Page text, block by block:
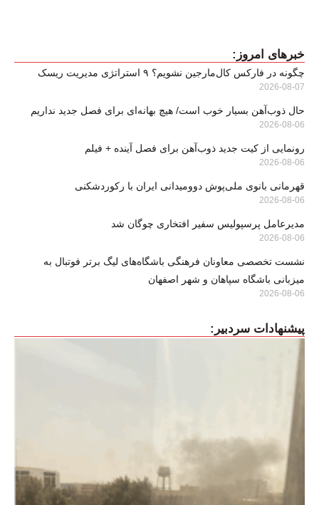
خبرهای امروز:
چگونه در فارکس کال‌مارجین نشویم؟ ۹ استراتژی مدیریت ریسک
2026-08-07
حال ذوب‌آهن بسیار خوب است/ هیچ بهانه‌ای برای فصل جدید نداریم
2026-08-06
رونمایی از کیت جدید ذوب‌آهن برای فصل آینده + فیلم
2026-08-06
قهرمانی بانوی ملی‌پوش دوومیدانی ایران با رکوردشکنی
2026-08-06
مدیرعامل پرسپولیس سفیر افتخاری چوگان شد
2026-08-06
نشست تخصصی معاونان فرهنگی باشگاه‌های لیگ برتر فوتبال به
میزبانی باشگاه سپاهان و شهر اصفهان
2026-08-06
پیشنهادات سردبیر: